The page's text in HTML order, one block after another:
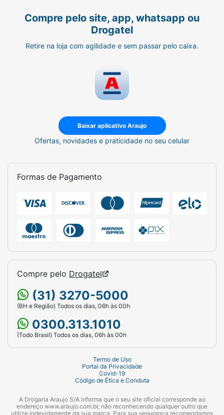
Compre pelo site, app, whatsapp ou
Drogatel
Retire na loja com agilidade e sem passar pelo caixa.
Baixar aplicativo Araujo
Ofertas, novidades e praticidade no seu celular
Formas de Pagamento
Compre pelo Drogatel
(31) 3270-5000
(BH e Região) Todos os dias, 06h às 00h
0300.313.1010
(Todo Brasil) Todos os dias, 06h às 00h
Termo de Uso
Portal da Privacidade
Covid-19
Código de Ética e Conduta
A Drogaria Araujo S/A informa que o seu site oficial corresponde ao
endereço www.araujo.com.br, não reconhecendo qualquer outro que
utilize indevidamente da sua marca. Para sua segurança recomendamos